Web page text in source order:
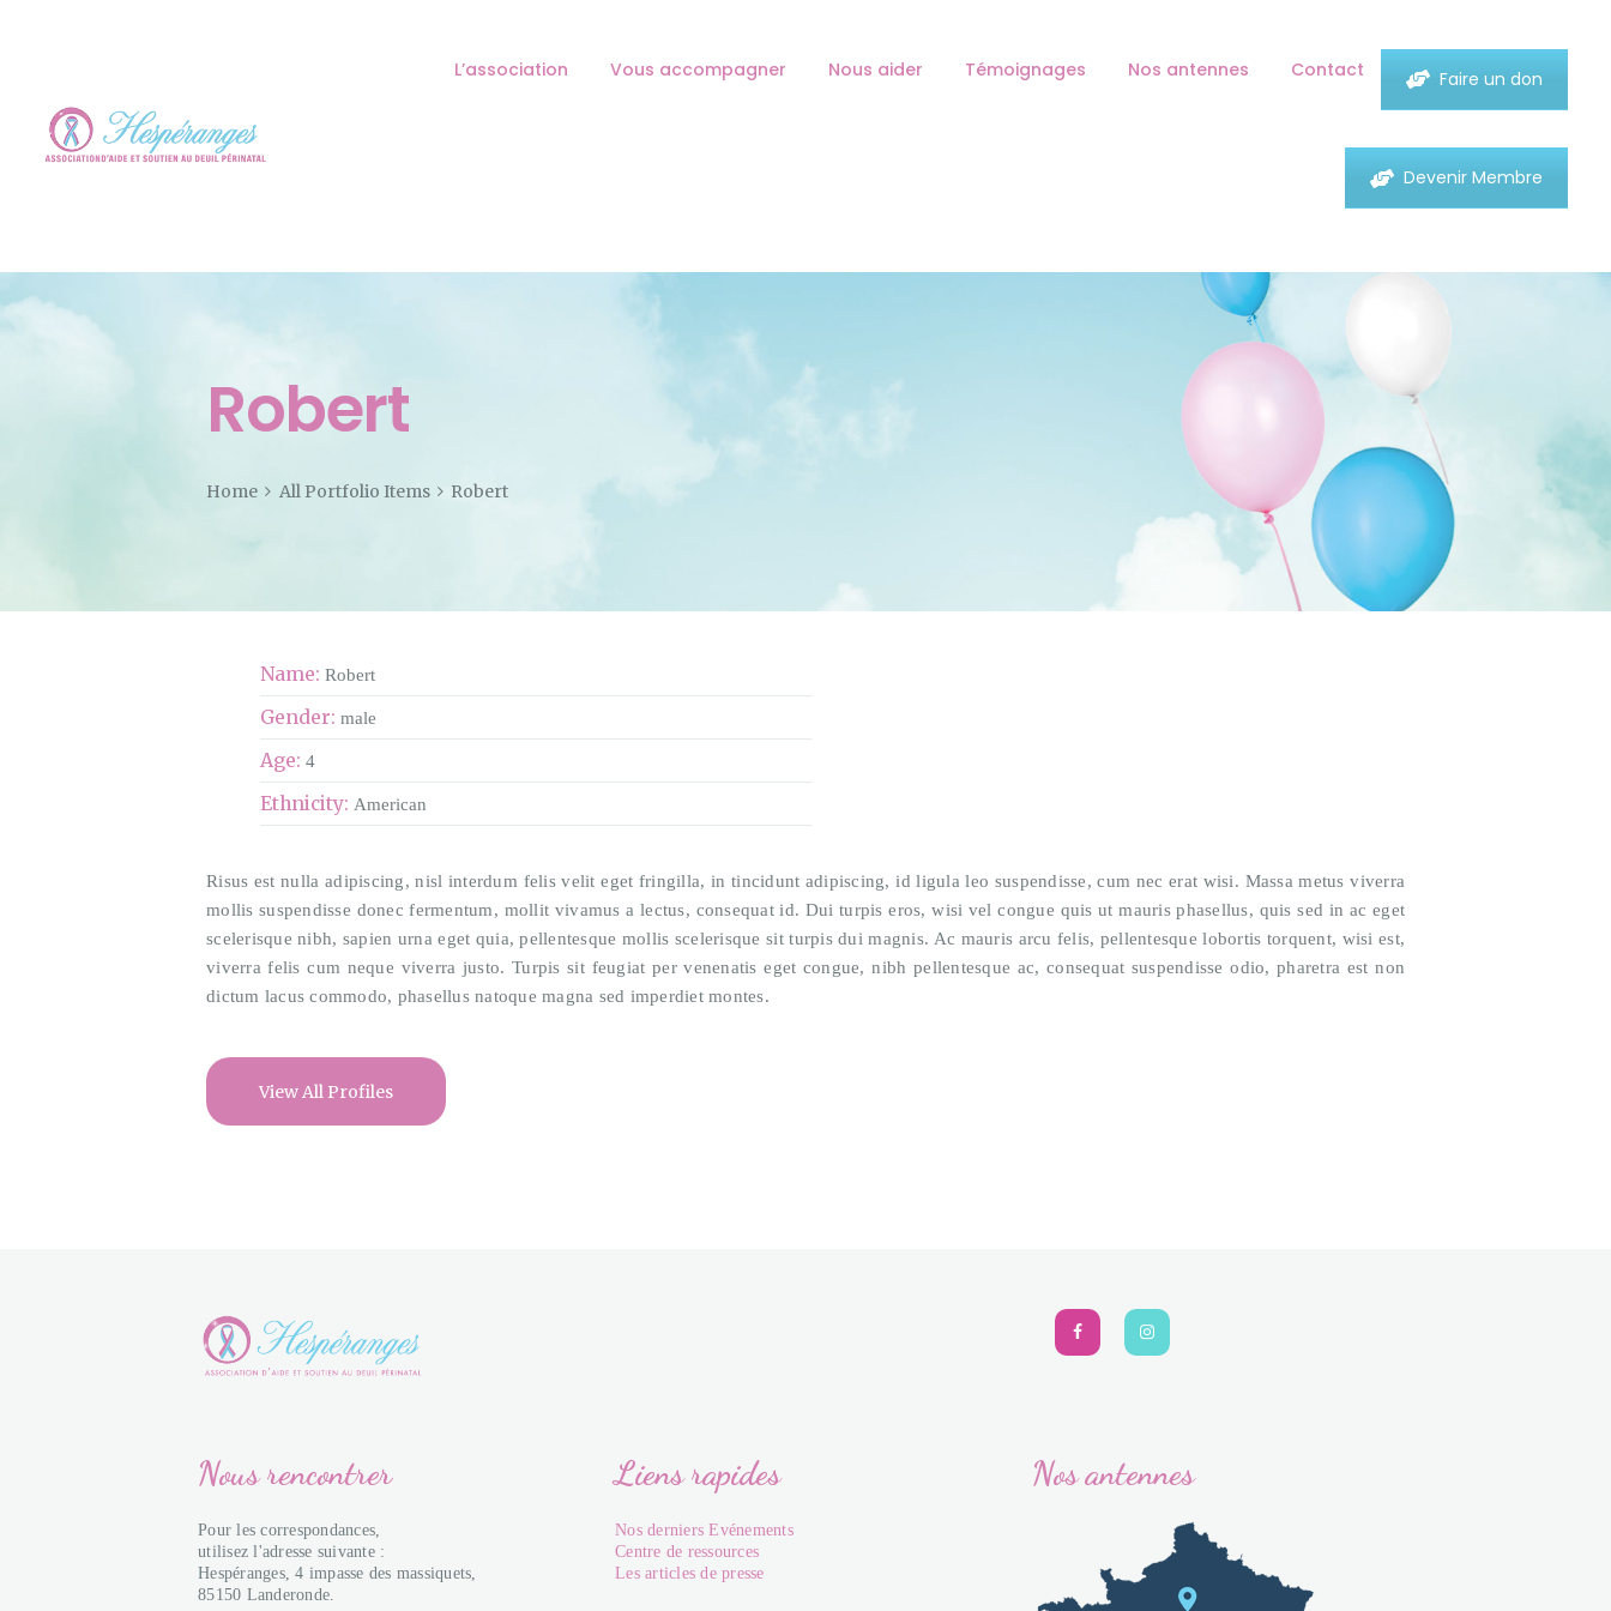
L’association Vous accompagner Nous aider Témoignages Nos antennes Contact Faire un don
Devenir Membre
Robert
Home All Portfolio Items Robert
HESPÉRANGES
VOUS ACCOMPAGNER
NOS ANTENNES
CONTACT
JE DEVIENS MEMBRE
FAIRE UN DON
Name: Robert
Gender: male
Age: 4
Ethnicity: American
Risus est nulla adipiscing, nisl interdum felis velit eget fringilla, in tincidunt adipiscing, id ligula leo suspendisse, cum nec erat wisi. Massa metus viverra
mollis suspendisse donec fermentum, mollit vivamus a lectus, consequat id. Dui turpis eros, wisi vel congue quis ut mauris phasellus, quis sed in ac eget
scelerisque nibh, sapien urna eget quia, pellentesque mollis scelerisque sit turpis dui magnis. Ac mauris arcu felis, pellentesque lobortis torquent, wisi est,
viverra felis cum neque viverra justo. Turpis sit feugiat per venenatis eget congue, nibh pellentesque ac, consequat suspendisse odio, pharetra est non
dictum lacus commodo, phasellus natoque magna sed imperdiet montes.
View All Profiles
Nous rencontrer
Pour les correspondances,
utilisez l'adresse suivante :
Hespéranges, 4 impasse des massiquets,
85150 Landeronde.
Liens rapides
Nos derniers Evénements
Centre de ressources
Les articles de presse
Nos antennes